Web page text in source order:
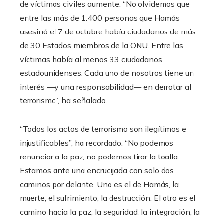
de víctimas civiles aumente. “No olvidemos que
entre las más de 1.400 personas que Hamás
asesinó el 7 de octubre había ciudadanos de más
de 30 Estados miembros de la ONU. Entre las
víctimas había al menos 33 ciudadanos
estadounidenses. Cada uno de nosotros tiene un
interés —y una responsabilidad— en derrotar al
terrorismo”, ha señalado.
“Todos los actos de terrorismo son ilegítimos e
injustificables”, ha recordado. “No podemos
renunciar a la paz, no podemos tirar la toalla.
Estamos ante una encrucijada con solo dos
caminos por delante. Uno es el de Hamás, la
muerte, el sufrimiento, la destrucción. El otro es el
camino hacia la paz, la seguridad, la integración, la